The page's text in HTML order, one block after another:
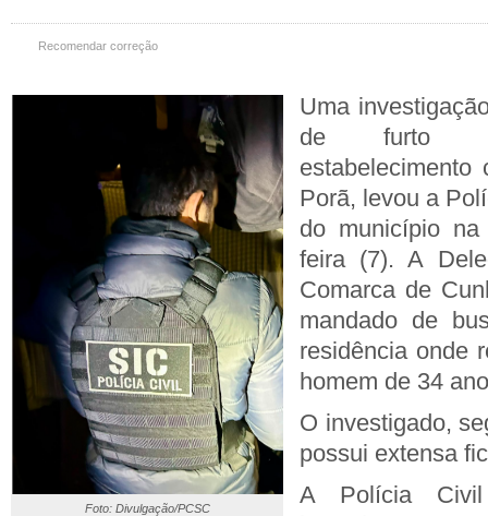
Recomendar correção
Foto: Divulgação/PCSC
Uma
de furto
estabelecimento
Porã, levou a
do município na
feira (7). A
Comarca de
mandado de
residência onde
homem de 34
O investigado,
possui extensa
A Polícia